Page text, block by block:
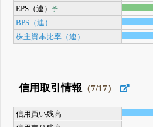
EPS（連）予
BPS（連）
株主資本比率（連）
信用取引情報 （7/17）
信用買い残高